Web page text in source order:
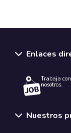
Enlaces
Trabaja con
nosotros.
Nuestros